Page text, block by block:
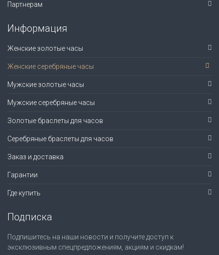
Партнерам
Информация
Женские золотые часы
Женские серебряные часы
Мужские золотые часы
Мужские серебряные часы
Золотые браслеты для часов
Серебряные браслеты для часов
Заказ и доставка
Гарантии
Где купить
Подписка
Подпишитесь на наши новости и получите доступ к
эксклюзивным спецпредложениям, акциям и скидкам!